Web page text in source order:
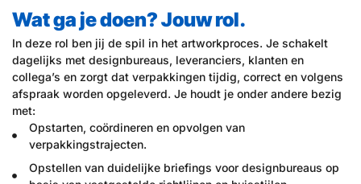
Wat ga je doen? Jouw rol.
In deze rol ben jij de spil in het artworkproces. Je schakelt
dagelijks met designbureaus, leveranciers, klanten en
collega’s en zorgt dat verpakkingen tijdig, correct en volgens
afspraak worden opgeleverd. Je houdt je onder andere bezig
met:
Opstarten, coördineren en opvolgen van
verpakkingstrajecten.
Opstellen van duidelijke briefings voor designbureaus op